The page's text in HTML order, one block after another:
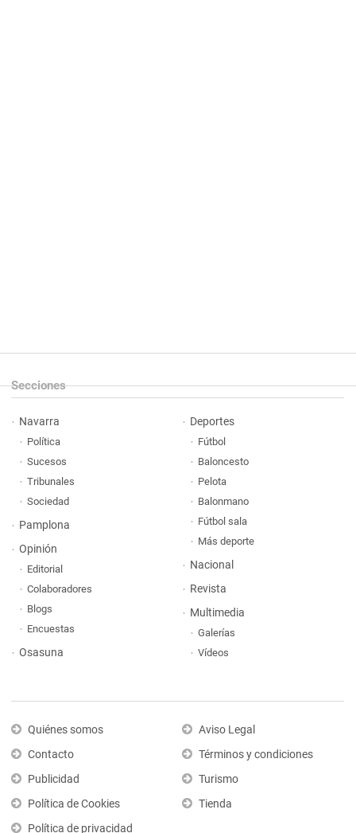
Secciones
Navarra
Política
Sucesos
Tribunales
Sociedad
Pamplona
Opinión
Editorial
Colaboradores
Blogs
Encuestas
Osasuna
Deportes
Fútbol
Baloncesto
Pelota
Balonmano
Fútbol sala
Más deporte
Nacional
Revista
Multimedia
Galerías
Vídeos
Quiénes somos
Contacto
Publicidad
Política de Cookies
Política de privacidad
Aviso Legal
Términos y condiciones
Turismo
Tienda